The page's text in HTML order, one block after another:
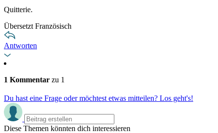
Quitterie.
Übersetzt Französisch
Antworten
1 Kommentar zu 1
Du hast eine Frage oder möchtest etwas mitteilen? Los geht's!
Diese Themen könnten dich interessieren